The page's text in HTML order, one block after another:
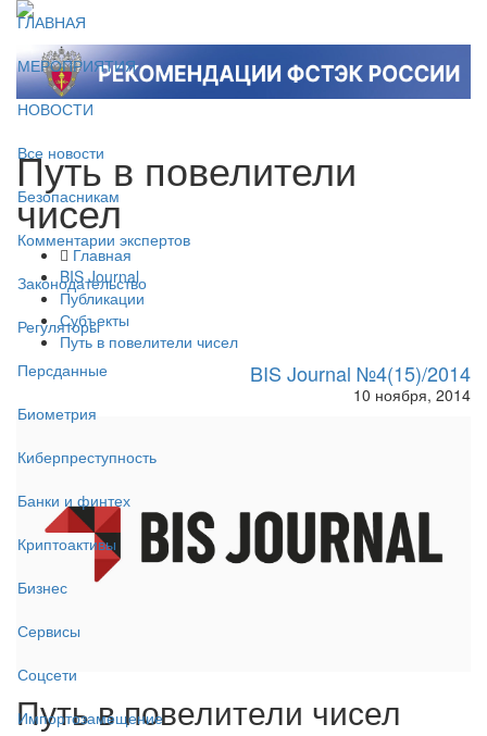
ГЛАВНАЯ
МЕРОПРИЯТИЯ
НОВОСТИ
Все новости
Безопасникам
Комментарии экспертов
Законодательство
Регуляторы
Персданные
Биометрия
Киберпреступность
Банки и финтех
Криптоактивы
Бизнес
Сервисы
Соцсети
Импортозамещение
Путь в повелители
чисел
Главная
BIS Journal
Публикации
Субъекты
Путь в повелители чисел
BIS Journal №4(15)/2014
10 ноября, 2014
Путь в повелители чисел